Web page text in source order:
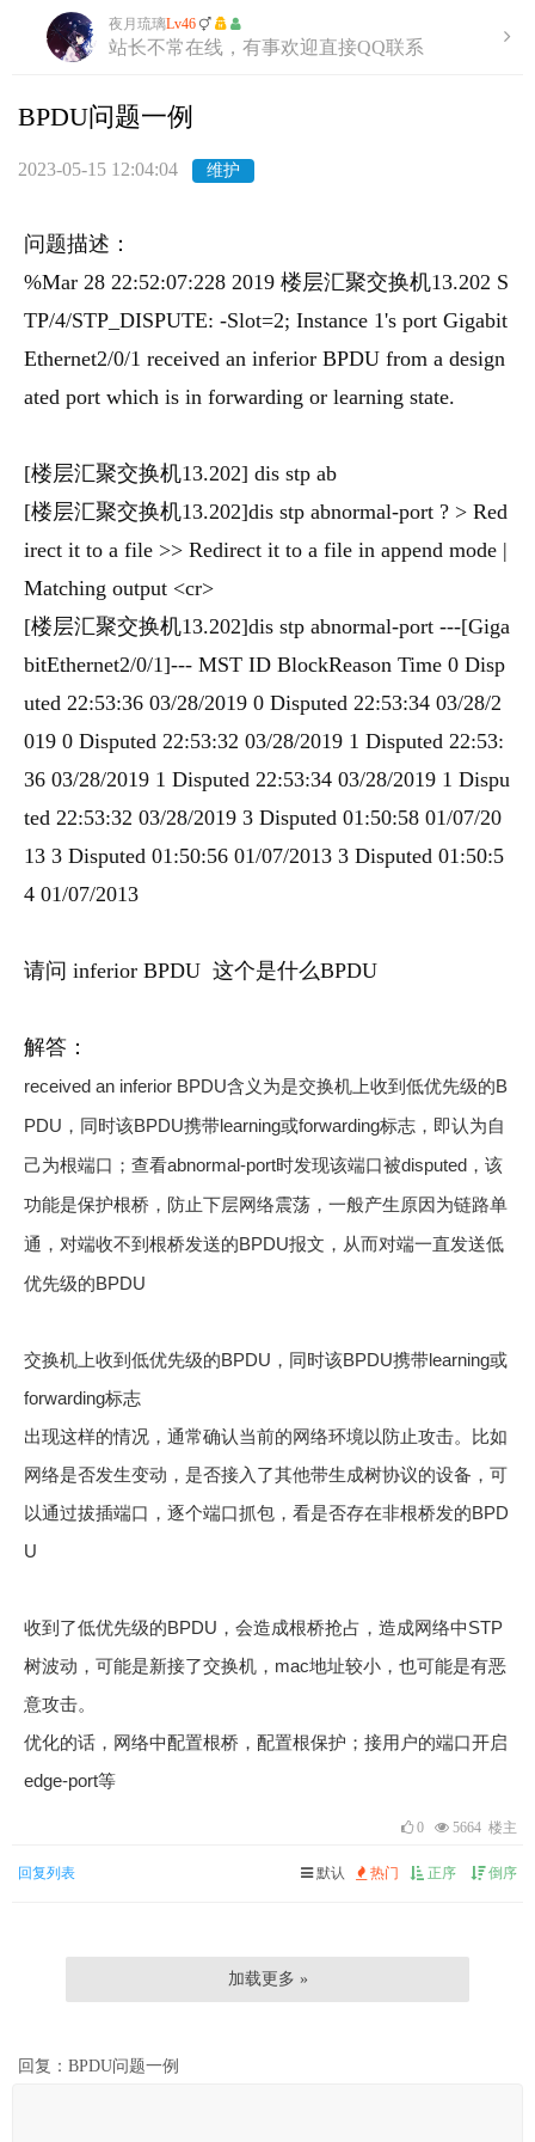
夜月琉璃Lv46
站长不常在线，有事欢迎直接QQ联系
BPDU问题一例
2023-05-15 12:04:04 维护
问题描述：
%Mar 28 22:52:07:228 2019 楼层汇聚交换机13.202 S
TP/4/STP_DISPUTE: -Slot=2; Instance 1's port Gigabit
Ethernet2/0/1 received an inferior BPDU from a design
ated port which is in forwarding or learning state.
[楼层汇聚交换机13.202] dis stp ab
[楼层汇聚交换机13.202]dis stp abnormal-port ? > Red
irect it to a file >> Redirect it to a file in append mode |
Matching output <cr>
[楼层汇聚交换机13.202]dis stp abnormal-port ---[Giga
bitEthernet2/0/1]--- MST ID BlockReason Time 0 Disp
uted 22:53:36 03/28/2019 0 Disputed 22:53:34 03/28/2
019 0 Disputed 22:53:32 03/28/2019 1 Disputed 22:53:
36 03/28/2019 1 Disputed 22:53:34 03/28/2019 1 Dispu
ted 22:53:32 03/28/2019 3 Disputed 01:50:58 01/07/20
13 3 Disputed 01:50:56 01/07/2013 3 Disputed 01:50:5
4 01/07/2013
请问 inferior BPDU 这个是什么BPDU
解答：
received an inferior BPDU含义为是交换机上收到低优先级的B
PDU，同时该BPDU携带learning或forwarding标志，即认为自
己为根端口；查看abnormal-port时发现该端口被disputed，该
功能是保护根桥，防止下层网络震荡，一般产生原因为链路单
通，对端收不到根桥发送的BPDU报文，从而对端一直发送低
优先级的BPDU
交换机上收到低优先级的BPDU，同时该BPDU携带learning或
forwarding标志
出现这样的情况，通常确认当前的网络环境以防止攻击。比如
网络是否发生变动，是否接入了其他带生成树协议的设备，可
以通过拔插端口，逐个端口抓包，看是否存在非根桥发的BPD
U
收到了低优先级的BPDU，会造成根桥抢占，造成网络中STP
树波动，可能是新接了交换机，mac地址较小，也可能是有恶
意攻击。
优化的话，网络中配置根桥，配置根保护；接用户的端口开启
edge-port等
0 5664 楼主
回复列表 默认 热门 正序 倒序
加载更多 »
回复：BPDU问题一例